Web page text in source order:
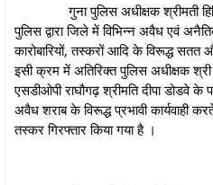
गुना पुलिस अधीक्षक श्रीमती
पुलिस द्वारा जिले में विभिन्न अवैध एवं
कारोबारियों, तस्‍करों आदि के विरूद्ध सतत
इसी क्रम में अतिरिक्त पुलिस अधीक्षक श्री
एसडीओपी राघौगढ़ श्रीमति दीपा डोडवे के
अवैध शराब के विरूद्ध प्रभावी कार्यवाही
तस्कर गिरफ्तार किया गया है ।